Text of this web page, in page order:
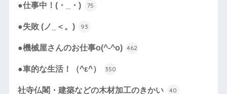
●仕事中！(・_・) 75
●失敗 (ノ_＜。) 93
●機械屋さんのお仕事o(^-^o) 462
●車的な生活！（^ε^） 350
社寺仏閣・建築などの木材加工のきかい 40